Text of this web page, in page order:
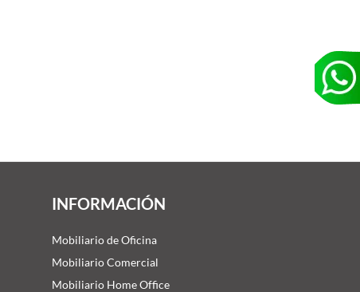
INFORMACIÓN
Mobiliario de Oficina
Mobiliario Comercial
Mobiliario Home Office